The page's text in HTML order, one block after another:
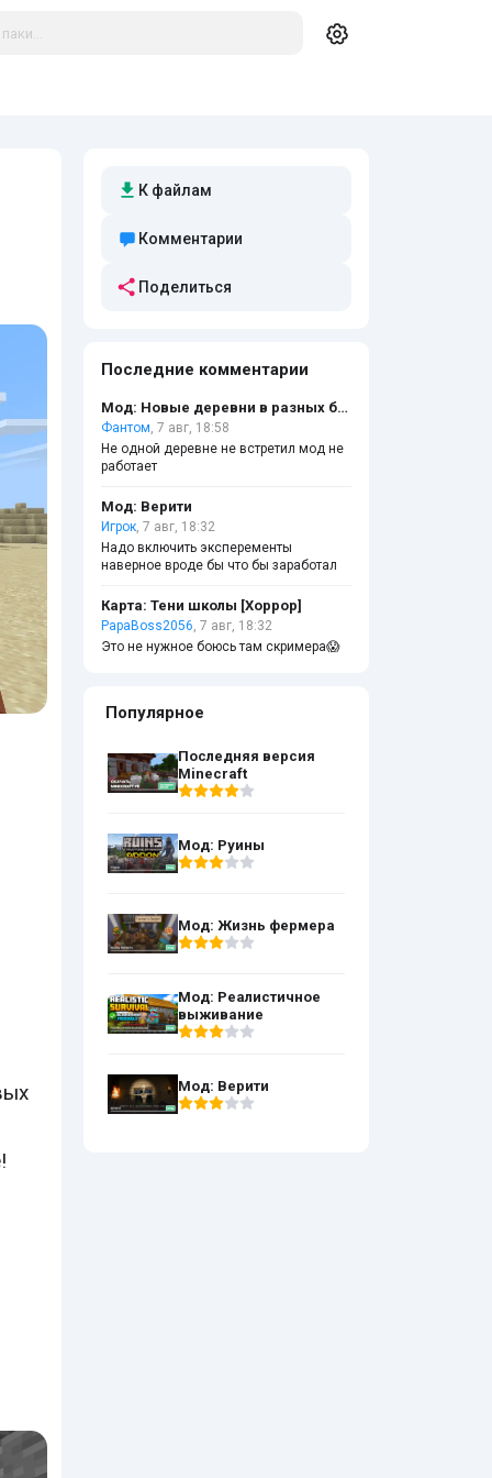
К файлам
Комментарии
Поделиться
Последние комментарии
Мод: Новые деревни в разных биомах
Фантом, 7 авг, 18:58
Не одной деревне не встретил мод не
работает
Мод: Верити
Игрок, 7 авг, 18:32
Надо включить эксперементы
наверное вроде бы что бы заработал
Карта: Тени школы [Хоррор]
PapaBoss2056, 7 авг, 18:32
Это не нужное боюсь там скримера😱
Популярное
Последняя версия
Minecraft
Мод: Руины
Мод: Жизнь фермера
Мод: Реалистичное
выживание
Мод: Верити